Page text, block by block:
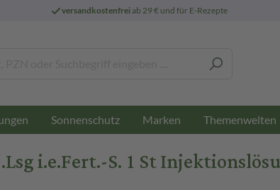
versandkostenfreiab 29 € und für E-Rezepte
Sonnenschutz Marken Themenwelten
i.e.Fert.-S. 1 St